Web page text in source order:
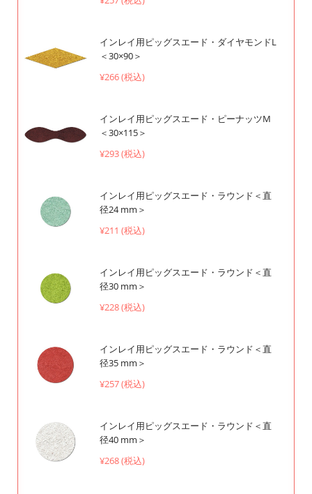
インレイ用ピッグスエード・ダイヤモンドL
＜30×90＞
¥266 (税込)
インレイ用ピッグスエード・ピーナッツM
＜30×115＞
¥293 (税込)
インレイ用ピッグスエード・ラウンド＜直
径24 mm＞
¥211 (税込)
インレイ用ピッグスエード・ラウンド＜直
径30 mm＞
¥228 (税込)
インレイ用ピッグスエード・ラウンド＜直
径35 mm＞
¥257 (税込)
インレイ用ピッグスエード・ラウンド＜直
径40 mm＞
¥268 (税込)